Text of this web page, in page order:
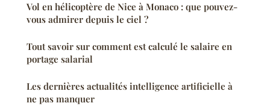
Vol en hélicoptère de Nice à Monaco : que pouvez-
vous admirer depuis le ciel ?
Tout savoir sur comment est calculé le salaire en
portage salarial
Les dernières actualités intelligence artificielle à
ne pas manquer